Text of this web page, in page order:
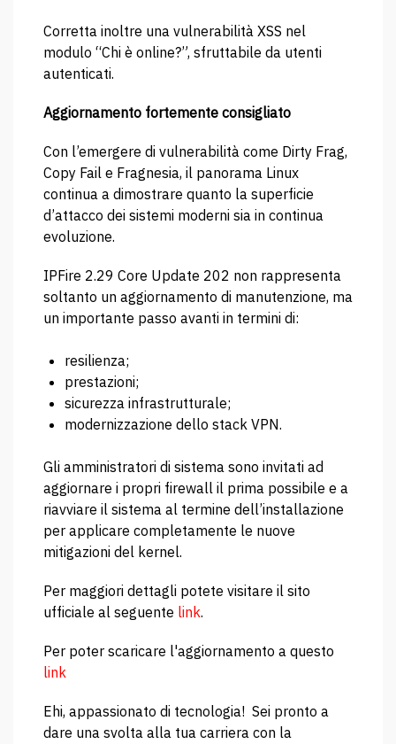
Corretta inoltre una vulnerabilità XSS nel
modulo “Chi è online?”, sfruttabile da utenti
autenticati.
Aggiornamento fortemente consigliato
Con l’emergere di vulnerabilità come Dirty Frag,
Copy Fail e Fragnesia, il panorama Linux
continua a dimostrare quanto la superficie
d’attacco dei sistemi moderni sia in continua
evoluzione.
IPFire 2.29 Core Update 202 non rappresenta
soltanto un aggiornamento di manutenzione, ma
un importante passo avanti in termini di:
resilienza;
prestazioni;
sicurezza infrastrutturale;
modernizzazione dello stack VPN.
Gli amministratori di sistema sono invitati ad
aggiornare i propri firewall il prima possibile e a
riavviare il sistema al termine dell’installazione
per applicare completamente le nuove
mitigazioni del kernel.
Per maggiori dettagli potete visitare il sito
ufficiale al seguente link.
Per poter scaricare l'aggiornamento a questo
link
Ehi, appassionato di tecnologia! Sei pronto a
dare una svolta alla tua carriera con la